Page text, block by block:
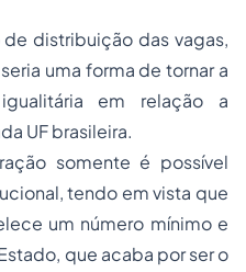
distribuição das vagas,
uma forma de tornar a
em relação a
UF brasileira.
somente é possível
tendo em vista que
um número mínimo e
que acaba por ser o